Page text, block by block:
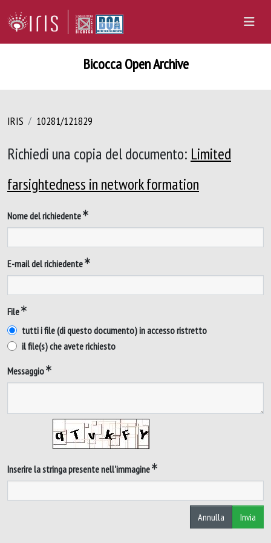
Bicocca Open Archive
IRIS 10281/121829
Richiedi una copia del documento: Limited
farsightedness in network formation
Nome del richiedente
E-mail del richiedente
File
tutti i file (di questo documento) in accesso ristretto
il file(s) che avete richiesto
Messaggio
Inserire la stringa presente nell'immagine
Annulla Invia